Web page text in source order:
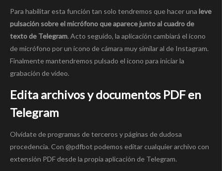
Para habilitar esta función tan solo tendremos que hacer una leve
pulsación sobre el micrófono que aparece junto al cuadro de
texto de Telegram. Acto seguido, la aplicación cambiará el icono
de micrófono por un icono de cámara muy similar al de Instagram.
Finalmente mantendremos pulsado el icono para iniciar la
grabación de vídeo.
Edita archivos y documentos PDF en
Telegram
Olvídate de programas de terceros y páginas de dudosa
procedencia. Con @pdfbot podemos editar cualquier archivo con
extensión PDF desde la propia aplicación de Telegram.